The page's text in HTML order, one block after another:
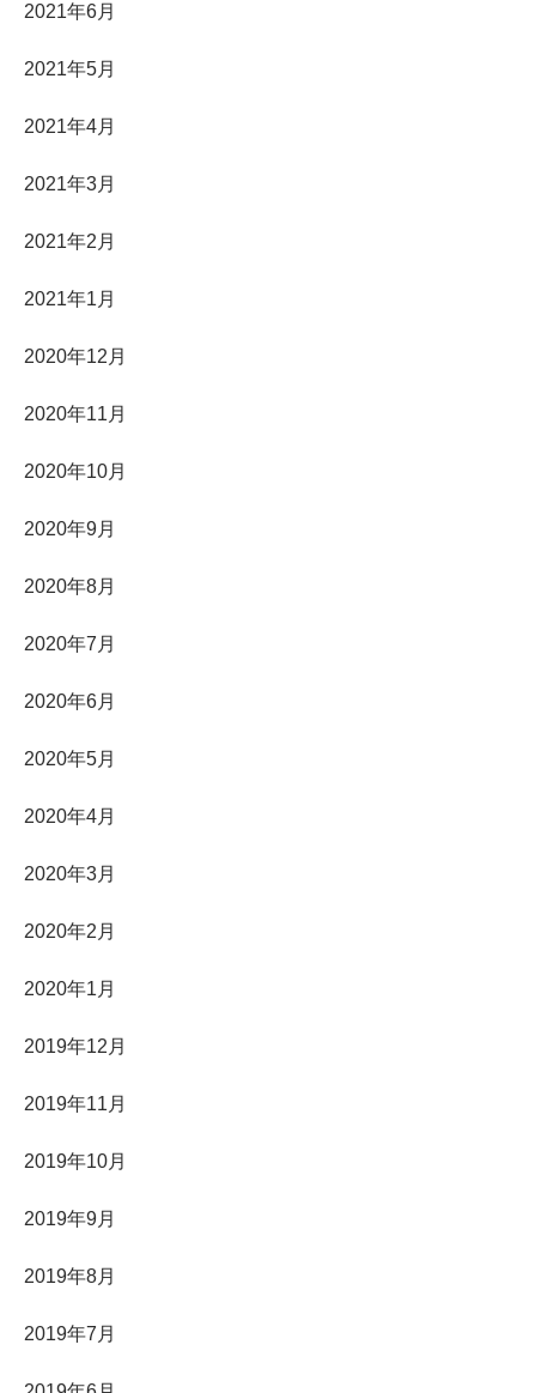
2021年6月
2021年5月
2021年4月
2021年3月
2021年2月
2021年1月
2020年12月
2020年11月
2020年10月
2020年9月
2020年8月
2020年7月
2020年6月
2020年5月
2020年4月
2020年3月
2020年2月
2020年1月
2019年12月
2019年11月
2019年10月
2019年9月
2019年8月
2019年7月